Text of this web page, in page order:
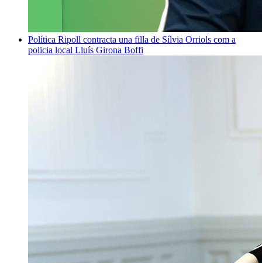
Política Ripoll contracta una filla de Sílvia Orriols com a
policia local Lluís Girona Boffi